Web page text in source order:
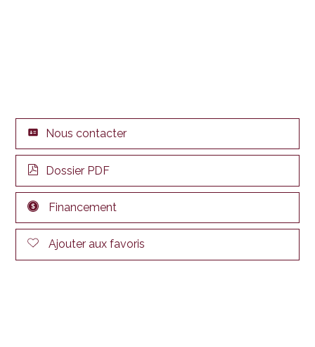
Nous contacter
Dossier PDF
Financement
Ajouter aux favoris